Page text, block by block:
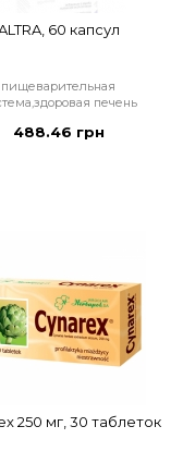
60 капсул
пищеварительная
печень
488.46 грн
250 мг, 30 таблеток